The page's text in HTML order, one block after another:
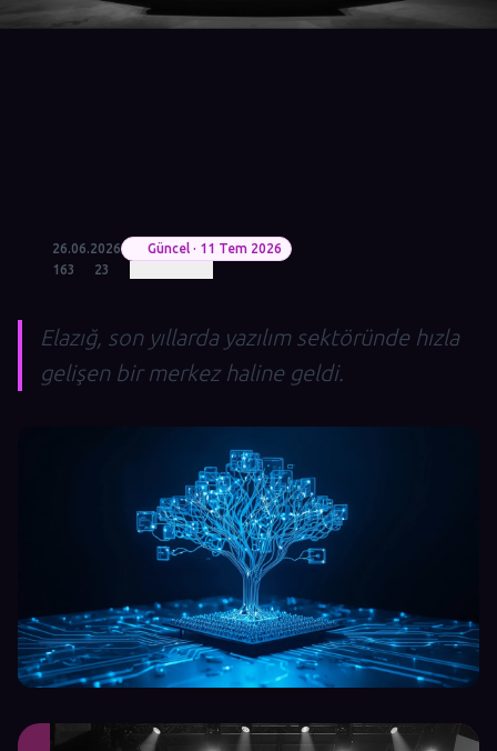
26.06.2026
Güncel · 11 Tem 2026
163
23
Elazığ, son yıllarda yazılım sektöründe hızla
gelişen bir merkez haline geldi.